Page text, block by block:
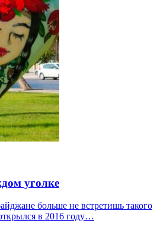
уголке
больше не встретишь такого
в 2016 году…